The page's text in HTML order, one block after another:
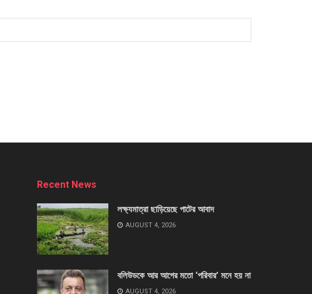
Recent News
লক্ষ্যমাত্রা ছাড়িয়েছে পাটের আবাদ
AUGUST 4, 2026
বলিউডকে আর আগের মতো ‘পরিবার’ মনে হয় না
AUGUST 4, 2026